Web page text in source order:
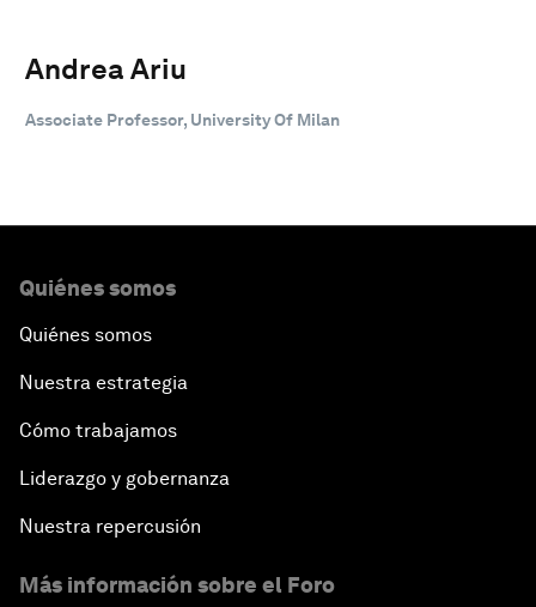
Andrea Ariu
Associate Professor, University Of Milan
Quiénes somos
Quiénes somos
Nuestra estrategia
Cómo trabajamos
Liderazgo y gobernanza
Nuestra repercusión
Más información sobre el Foro